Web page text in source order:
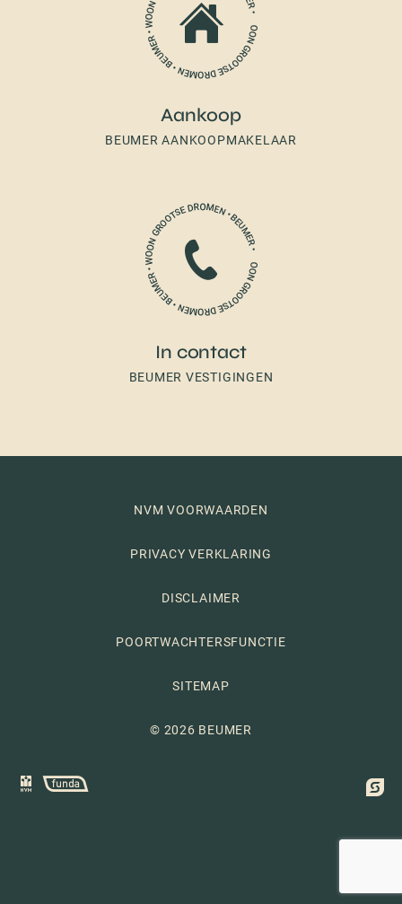
Aankoop
BEUMER AANKOOPMAKELAAR
In contact
BEUMER VESTIGINGEN
NVM VOORWAARDEN
PRIVACY VERKLARING
DISCLAIMER
POORTWACHTERSFUNCTIE
SITEMAP
© 2026 BEUMER